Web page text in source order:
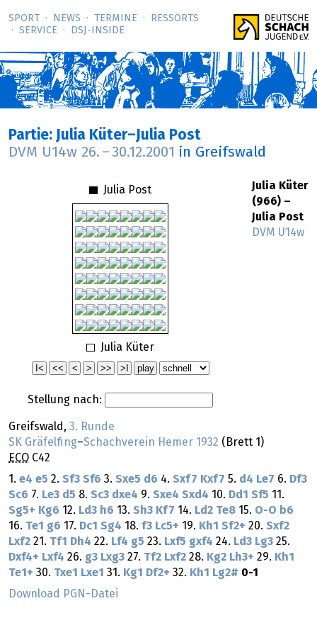
SPORT NEWS TERMINE
RESSORTS
SERVICE
DSJ-­INSIDE
Partie: Julia Küter–Julia Post
DVM U14w 26. – 30.12.2001 in Greifswald
Julia Post
Julia Küter
Stellung nach:
Julia Küter
(966) –
Julia Post
DVM U14w
Greifswald, 3. Runde
SK Gräfelfing–Schachverein Hemer 1932 (Brett 1)
ECO C42
1. e4 e5 2. Sf3 Sf6 3. Sxe5 d6 4. Sxf7 Kxf7 5. d4 Le7 6. Df3
Sc6 7. Le3 d5 8. Sc3 dxe4 9. Sxe4 Sxd4 10. Dd1 Sf5 11.
Sg5+ Kg6 12. Ld3 h6 13. Sh3 Kf7 14. Ld2 Te8 15. O-O b6
16. Te1 g6 17. Dc1 Sg4 18. f3 Lc5+ 19. Kh1 Sf2+ 20. Sxf2
Lxf2 21. Tf1 Dh4 22. Lf4 g5 23. Lxf5 gxf4 24. Ld3 Lg3 25.
Dxf4+ Lxf4 26. g3 Lxg3 27. Tf2 Lxf2 28. Kg2 Lh3+ 29. Kh1
Te1+ 30. Txe1 Lxe1 31. Kg1 Df2+ 32. Kh1 Lg2# 0-1
Download PGN-Datei